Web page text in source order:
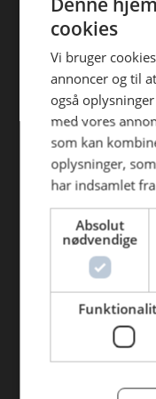
Find din
AB Catering Aalborg
AB Catering Århus
AB Catering
AB Catering Ribe
AB Catering
Genveje
BLUS 16. udgave
efterfølgende
cookies
Vi bruger
annoncer og til
også
med vores
som kan
oplysninger,
har indsamlet
Absolut
nødvendige